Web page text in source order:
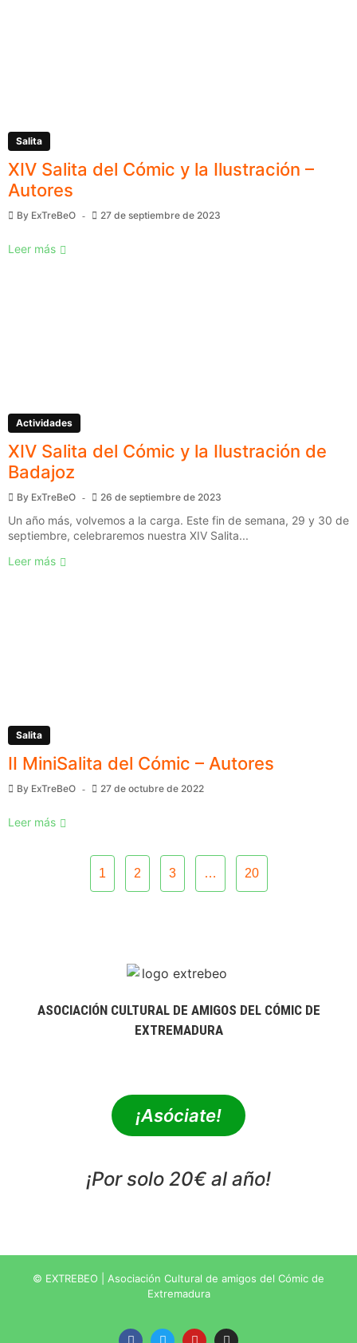
Salita
XIV Salita del Cómic y la Ilustración –
Autores
By ExTreBeO 27 de septiembre de 2023
Leer más
Actividades
XIV Salita del Cómic y la Ilustración de
Badajoz
By ExTreBeO 26 de septiembre de 2023
Un año más, volvemos a la carga. Este fin de semana, 29 y 30 de
septiembre, celebraremos nuestra XIV Salita...
Leer más
Salita
II MiniSalita del Cómic – Autores
By ExTreBeO 27 de octubre de 2022
Leer más
1 2 3 … 20
ASOCIACIÓN CULTURAL DE AMIGOS DEL CÓMIC DE
EXTREMADURA
¡Asóciate!
¡Por solo 20€ al año!
© EXTREBEO | Asociación Cultural de amigos del Cómic de
Extremadura